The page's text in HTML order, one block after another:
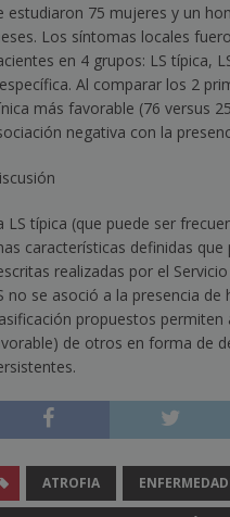
estudiaron 75 mujeres y un
Los síntomas locales
en 4 grupos: LS típica,
Al comparar los 2
más favorable (76 versus
negativa con la
LS típica (que puede ser
características definidas
realizadas por el
no se asoció a la presencia
propuestos
de otros en forma de
ATROFIA